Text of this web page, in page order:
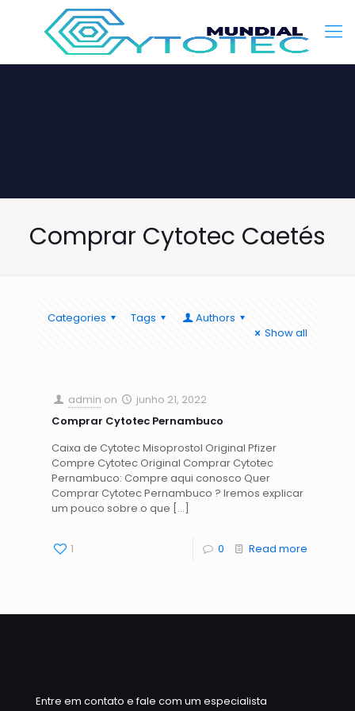
Comprar Cytotec Caetés
Categories Tags
Authors
Show all
admin on
junho 21, 2022
Comprar Cytotec Pernambuco
Caixa de Cytotec Misoprostol Original Pfizer
Compre Cytotec Original Comprar Cytotec
Pernambuco: Compre aqui conosco Quer
Comprar Cytotec Pernambuco ? Iremos explicar
um pouco sobre o que […]
1 0 Read more
Entre em contato e fale com um especialista